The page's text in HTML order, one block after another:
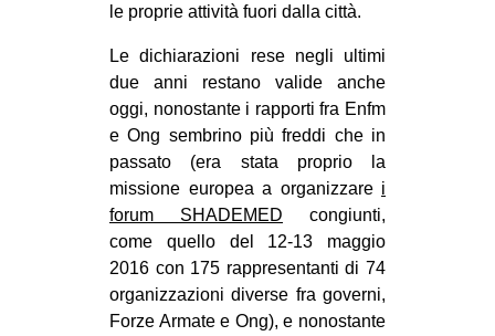
le proprie attività fuori dalla città.
Le dichiarazioni rese negli ultimi
due anni restano valide anche
oggi, nonostante i rapporti fra Enfm
e Ong sembrino più freddi che in
passato (era stata proprio la
missione europea a organizzare i
forum SHADEMED congiunti,
come quello del 12-13 maggio
2016 con 175 rappresentanti di 74
organizzazioni diverse fra governi,
Forze Armate e Ong), e nonostante